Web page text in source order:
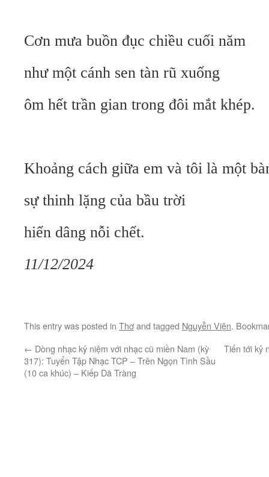
Cơn mưa buồn đục chiều cuối năm
như một cánh sen tàn rũ xuống
ôm hết trần gian trong đôi mắt khép.
Khoảng cách giữa em và tôi là một
sự thinh lặng của bầu trời
hiến dâng nỗi chết.
11/12/2024
This entry was posted in Thơand tagged Nguyễn Viện.
← Dòng nhạc kỷ niệm với nhạc cũ miền Nam (kỳ
317): Tuyển Tập Nhạc TCP – Trên Ngọn Tình Sầu
(10 ca khúc) – Kiếp Dã Tràng
Tiến tới kỷ